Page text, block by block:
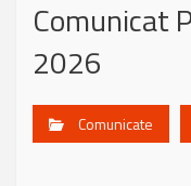
Comunicat
2026
Comunicate